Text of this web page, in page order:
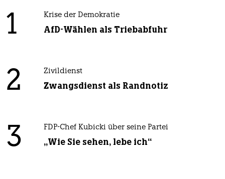
1 Krise der Demokratie
AfD-Wählen als Triebabfuhr
2 Zivildienst
Zwangsdienst als Randnotiz
3 FDP-Chef Kubicki über seine Partei
„Wie Sie sehen, lebe ich“